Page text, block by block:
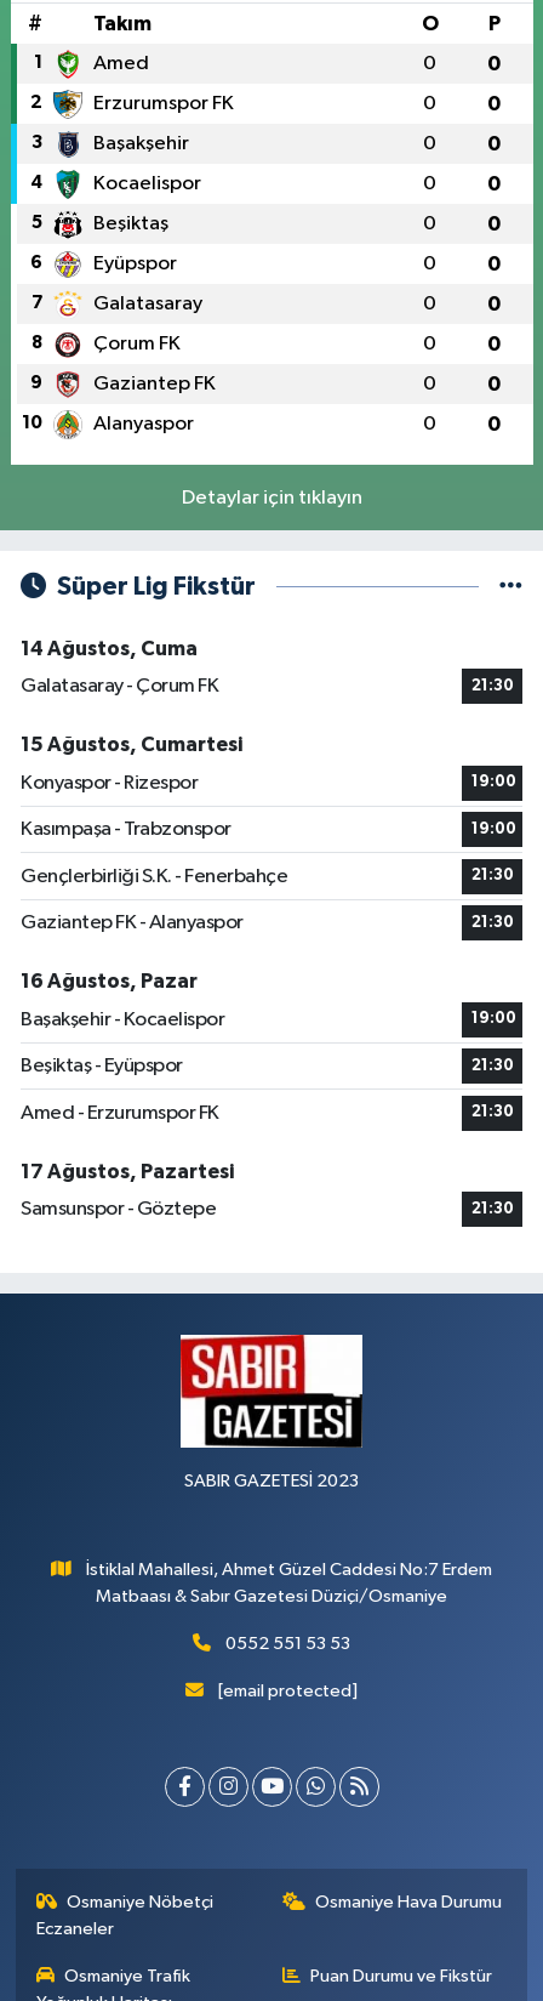
# Takım O P
1 Amed 0 0
2 Erzurumspor FK 0 0
3 Başakşehir 0 0
4 Kocaelispor 0 0
5 Beşiktaş 0 0
6 Eyüpspor 0 0
7 Galatasaray 0 0
8 Çorum FK 0 0
9 Gaziantep FK 0 0
10 Alanyaspor 0 0
Detaylar için tıklayın
Süper Lig Fikstür
14 Ağustos, Cuma
Galatasaray - Çorum FK
21:30
15 Ağustos, Cumartesi
Konyaspor - Rizespor
19:00
Kasımpaşa - Trabzonspor 19:00
Gençlerbirliği S.K. - Fenerbahçe 21:30
Gaziantep FK - Alanyaspor 21:30
16 Ağustos, Pazar
Başakşehir - Kocaelispor
19:00
Beşiktaş - Eyüpspor 21:30
Amed - Erzurumspor FK 21:30
17 Ağustos, Pazartesi
Samsunspor - Göztepe
21:30
SABIR GAZETESİ 2023
İstiklal Mahallesi, Ahmet Güzel Caddesi No:7 Erdem
Matbaası & Sabır Gazetesi Düziçi/Osmaniye
0552 551 53 53
[email protected]
Osmaniye Nöbetçi
Eczaneler
Osmaniye Hava Durumu
Osmaniye Trafik
Puan Durumu ve Fikstür